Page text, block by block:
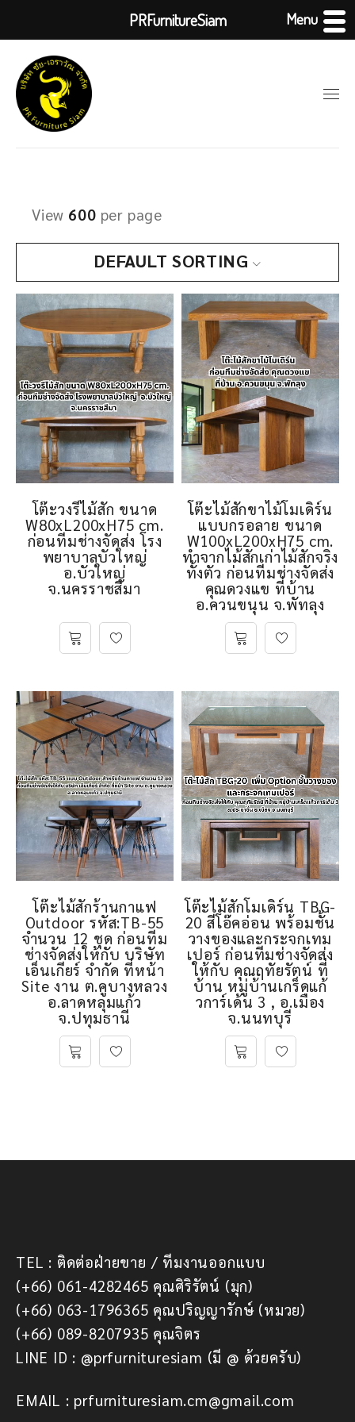
DEFAULT SORTING
View 600 per page
โต๊ะวงรีไม้สัก ขนาด
W80xL200xH75 cm.
ก่อนทีมช่างจัดส่ง โรง
พยาบาลบัวใหญ่
อ.บัวใหญ่
จ.นครราชสีมา
โต๊ะไม้สักขาไม้โมเดิร์น
แบบกรอลาย ขนาด
W100xL200xH75 cm.
ทำจากไม้สักเก่าไม้สักจริง
ทั้งตัว ก่อนทีมช่างจัดส่ง
คุณดวงแข ที่บ้าน
อ.ควนขนุน จ.พัทลุง
โต๊ะไม้สักร้านกาแฟ
Outdoor รหัส:TB-55
จำนวน 12 ชุด ก่อนทีม
ช่างจัดส่งให้กับ บริษัท
เอ็นเกียร์ จำกัด ที่หน้า
Site งาน ต.คูบางหลวง
อ.ลาดหลุมแก้ว
จ.ปทุมธานี
โต๊ะไม้สักโมเดิร์น TBG-
20 สีโอ๊คอ่อน พร้อมชั้น
วางของและกระจกเทม
เปอร์ ก่อนทีมช่างจัดส่ง
ให้กับ คุณฤทัยรัตน์ ที่
บ้าน หมู่บ้านเกร็ดแก้
วการ์เด้น 3 , อ.เมือง
จ.นนทบุรี
TEL : ติดต่อฝ่ายขาย / ทีมงานออกแบบ
(+66) 061-4282465 คุณศิริรัตน์ (มุก)
(+66) 063-1796365 คุณปริญญารักษ์ (หมวย)
(+66) 089-8207935 คุณจิตร
LINE ID : @prfurnituresiam (มี @ ด้วยครับ)
EMAIL : prfurnituresiam.cm@gmail.com
PRFurnitureSiam Menu